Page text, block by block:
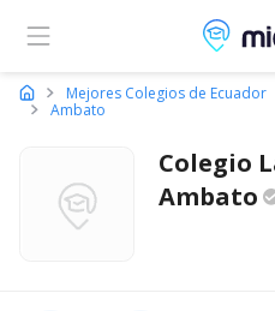
Micole,
Mejores Colegios de Ecuador
Ambato
Colegio
Ambato